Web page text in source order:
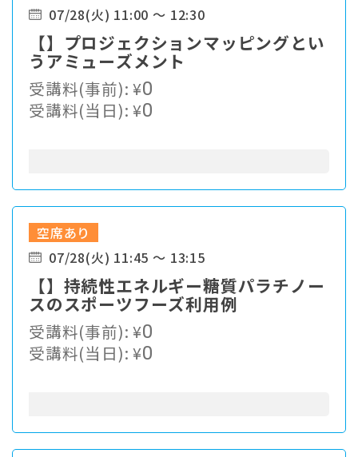
07/28(火) 11:00 ～ 12:30
【】プロジェクションマッピングとい
うアミューズメント
受講料(事前):¥0
受講料(当日):¥0
空席あり
07/28(火) 11:45 ～ 13:15
【】持続性エネルギー糖質パラチノー
スのスポーツフーズ利用例
受講料(事前):¥0
受講料(当日):¥0